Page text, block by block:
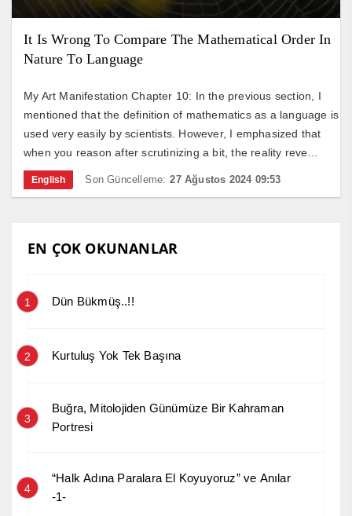
It Is Wrong To Compare The Mathematical Order In
Nature To Language
My Art Manifestation Chapter 10: In the previous section, I
mentioned that the definition of mathematics as a language is
used very easily by scientists. However, I emphasized that
when you reason after scrutinizing a bit, the reality reve...
English Son Güncelleme: 27 Ağustos 2024 09:53
EN ÇOK OKUNANLAR
1 Dün Bükmüş..!!
2 Kurtuluş Yok Tek Başına
3
Buğra, Mitolojiden Günümüze Bir Kahraman
Portresi
4
“Halk Adına Paralara El Koyuyoruz” ve Anılar
-1-